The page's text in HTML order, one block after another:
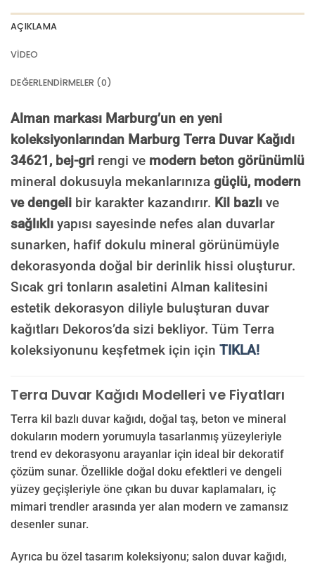
AÇIKLAMA
VIDEO
DEĞERLENDIRMELER (0)
Alman markası Marburg’un en yeni
koleksiyonlarından Marburg Terra Duvar Kağıdı
34621, bej-gri rengi ve modern beton görünümlü
mineral dokusuyla mekanlarınıza güçlü, modern
ve dengeli bir karakter kazandırır. Kil bazlı ve
sağlıklı yapısı sayesinde nefes alan duvarlar
sunarken, hafif dokulu mineral görünümüyle
dekorasyonda doğal bir derinlik hissi oluşturur.
Sıcak gri tonların asaletini Alman kalitesini
estetik dekorasyon diliyle buluşturan duvar
kağıtları Dekoros’da sizi bekliyor. Tüm Terra
koleksiyonunu keşfetmek için için TIKLA!
Terra Duvar Kağıdı Modelleri ve Fiyatları
Terra kil bazlı duvar kağıdı, doğal taş, beton ve mineral
dokuların modern yorumuyla tasarlanmış yüzeyleriyle
trend ev dekorasyonu arayanlar için ideal bir dekoratif
çözüm sunar. Özellikle doğal doku efektleri ve dengeli
yüzey geçişleriyle öne çıkan bu duvar kaplamaları, iç
mimari trendler arasında yer alan modern ve zamansız
desenler sunar.
Ayrıca bu özel tasarım koleksiyonu; salon duvar kağıdı,